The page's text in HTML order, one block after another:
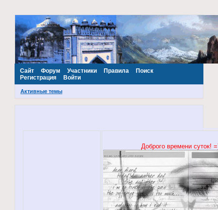
~Наш МИР~
Сайт Форум Участники Правила
Поиск
Регистрация
Войти
Активные темы
Доброго времени суток!